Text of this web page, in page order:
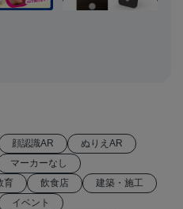
顔認識AR
ぬりえAR
マーカーなし
育 飲食店
建築・施工
イベント